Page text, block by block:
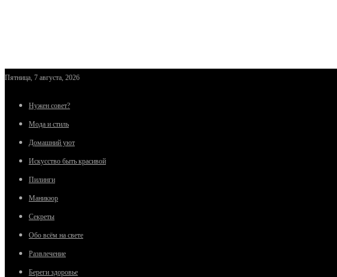
Пятница, 7 августа, 2026
Нужен совет?
Мода и стиль
Домашний уют
Искусство быть красивой
Пилинги
Маникюр
Секреты
Обо всём на свете
Развлечение
Береги здоровье